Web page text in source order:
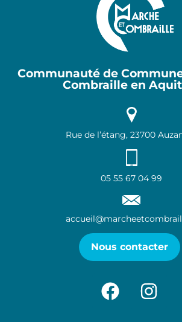
Communauté de
Combraille en
Rue de l’étang, 23700
05 55 67 04 99
Nous contacter